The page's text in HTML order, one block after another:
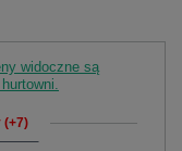
widoczne są
(+7)